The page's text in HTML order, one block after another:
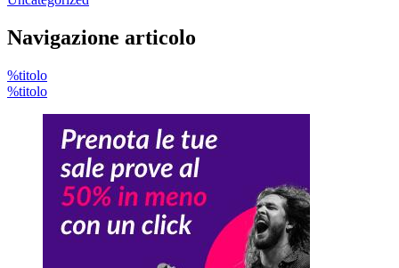
Navigazione articolo
%titolo
%titolo